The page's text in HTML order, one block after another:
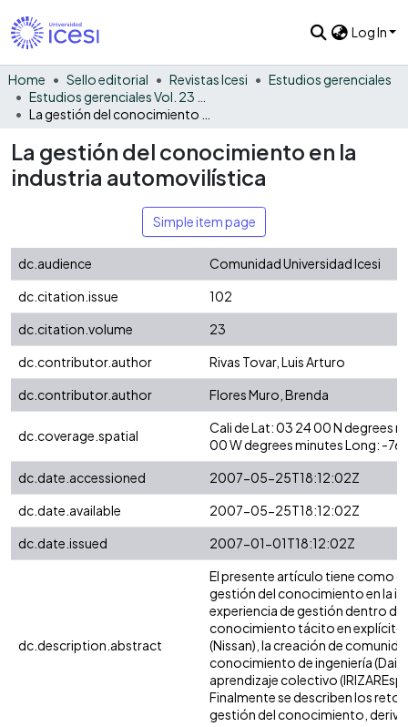
Log In
Home Sello editorial Revistas Icesi
Estudios gerenciales
La gestión del conocimiento en la
industria automovilística
Simple item page
dc.audience
Comunidad Universidad Icesi
dc.citation.issue
102
dc.citation.volume
23
dc.contributor.author
Rivas Tovar, Luis Arturo
dc.contributor.author
Flores Muro, Brenda
dc.coverage.spatial
Cali de Lat: 03 24 00 N degrees
00 W degrees minutes Long: -
dc.date.accessioned
2007-05-25T18:12:02Z
dc.date.available
2007-05-25T18:12:02Z
dc.date.issued
2007-01-01T18:12:02Z
dc.description.abstract
El presente artículo tiene como
gestión del conocimiento en la
experiencia de gestión dentro
conocimiento tácito en explícito
(Nissan), la creación de
conocimiento de ingeniería
aprendizaje colectivo
Finalmente se describen los
gestión del conocimiento,